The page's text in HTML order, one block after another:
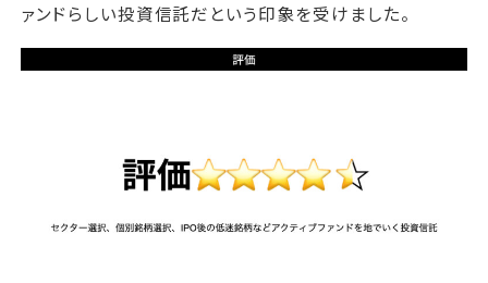
ァンドらしい投資信託だという印象を受けました。